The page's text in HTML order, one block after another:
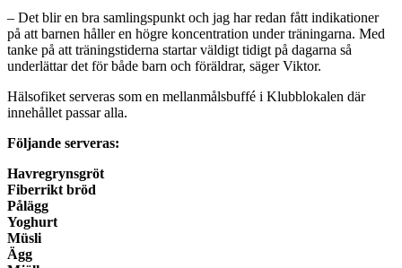
– Det blir en bra samlingspunkt och jag har redan fått indikationer
på att barnen håller en högre koncentration under träningarna. Med
tanke på att träningstiderna startar väldigt tidigt på dagarna så
underlättar det för både barn och föräldrar, säger Viktor.
Hälsofiket serveras som en mellanmålsbuffé i Klubblokalen där
innehållet passar alla.
Följande serveras:
Havregrynsgröt
Fiberrikt bröd
Pålägg
Yoghurt
Müsli
Ägg